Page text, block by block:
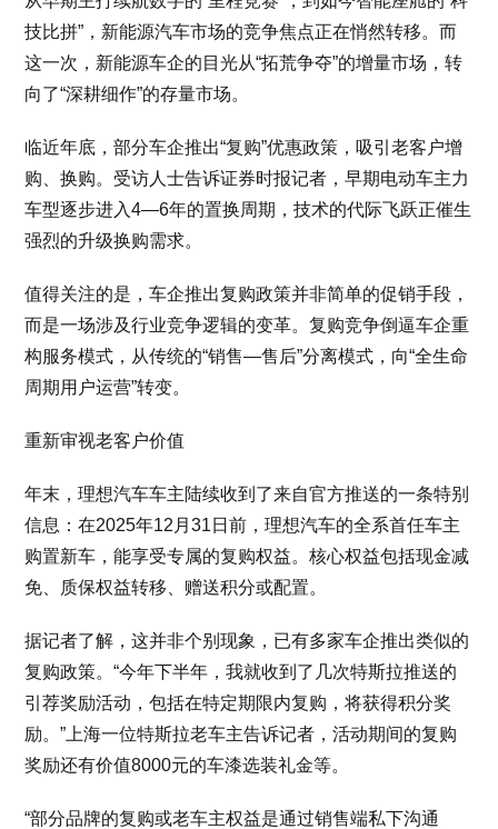
技比拼”，新能源汽车市场的竞争焦点正在悄然转移。而
这一次，新能源车企的目光从“拓荒争夺”的增量市场，转
向了“深耕细作”的存量市场。
临近年底，部分车企推出“复购”优惠政策，吸引老客户增
购、换购。受访人士告诉证券时报记者，早期电动车主力
车型逐步进入4—6年的置换周期，技术的代际飞跃正催生
强烈的升级换购需求。
值得关注的是，车企推出复购政策并非简单的促销手段，
而是一场涉及行业竞争逻辑的变革。复购竞争倒逼车企重
构服务模式，从传统的“销售—售后”分离模式，向“全生命
周期用户运营”转变。
重新审视老客户价值
年末，理想汽车车主陆续收到了来自官方推送的一条特别
信息：在2025年12月31日前，理想汽车的全系首任车主
购置新车，能享受专属的复购权益。核心权益包括现金减
免、质保权益转移、赠送积分或配置。
据记者了解，这并非个别现象，已有多家车企推出类似的
复购政策。“今年下半年，我就收到了几次特斯拉推送的
引荐奖励活动，包括在特定期限内复购，将获得积分奖
励。”上海一位特斯拉老车主告诉记者，活动期间的复购
奖励还有价值8000元的车漆选装礼金等。
“部分品牌的复购或老车主权益是通过销售端私下沟通